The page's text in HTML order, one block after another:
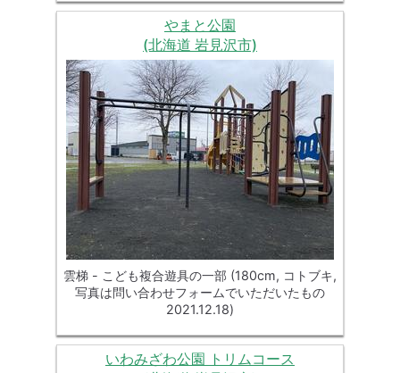
やまと公園
(北海道 岩見沢市)
雲梯 - こども複合遊具の一部 (180cm, コトブキ,
写真は問い合わせフォームでいただいたもの
2021.12.18)
いわみざわ公園 トリムコース